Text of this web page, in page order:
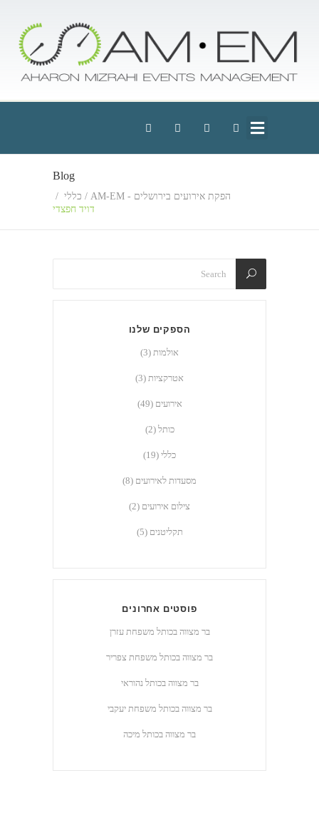
Blog
הפקת אירועים בירושלים - AM-EM / כללי /
דויד חפצדי
הספקים שלנו
אולמות (3)
אטרקציות (3)
אירועים (49)
כותל (2)
כללי (19)
מסעדות לאירועים (8)
צילום אירועים (2)
תקליטנים (5)
פוסטים אחרונים
בר מצווה בכותל ‎⁨משפחת עזרן
בר מצווה בכותל ‎⁨משפחת צפריר
בר מצווה בכותל נהוראי
בר מצווה בכותל ‎⁨משפחת יעקבי
בר מצווה בכותל מיכה